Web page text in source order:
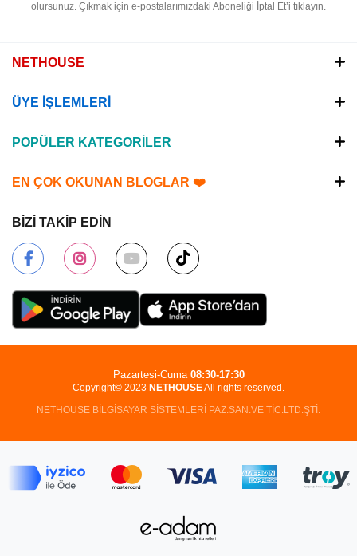
olursunuz. Çıkmak için e-postalarımızdaki Aboneliği İptal Et’i tıklayın.
NETHOUSE
ÜYE İŞLEMLERİ
POPÜLER KATEGORİLER
EN ÇOK OKUNAN BLOGLAR ❤️
BİZİ TAKİP EDİN
Copyright© 2023 NETHOUSEAll rights reserved.
NETHOUSE BİLGİSAYAR SİSTEMLERİ PAZ.SAN.VE TİC.LTD.ŞTİ.
Pazartesi-Cuma 08:30-17:30